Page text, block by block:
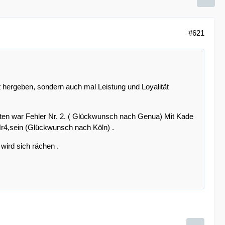
#621
sondern auch mal Leistung und Loyalität
war Fehler Nr. 2. ( Glückwunsch nach Genua) Mit Kade
(Glückwunsch nach Köln) .
sich rächen .